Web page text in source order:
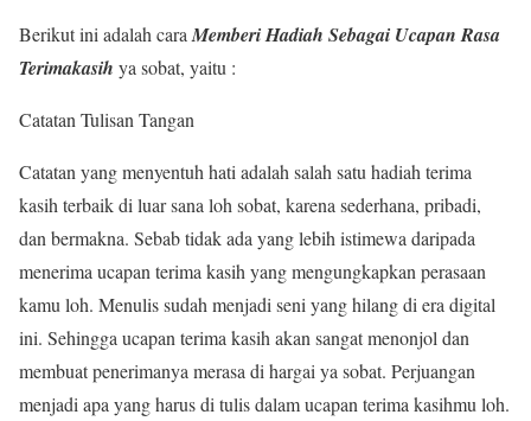
Berikut ini adalah cara Memberi Hadiah Sebagai Ucapan Rasa
Terimakasih ya sobat, yaitu :
Catatan Tulisan Tangan
Catatan yang menyentuh hati adalah salah satu hadiah terima
kasih terbaik di luar sana loh sobat, karena sederhana, pribadi,
dan bermakna. Sebab tidak ada yang lebih istimewa daripada
menerima ucapan terima kasih yang mengungkapkan perasaan
kamu loh. Menulis sudah menjadi seni yang hilang di era digital
ini. Sehingga ucapan terima kasih akan sangat menonjol dan
membuat penerimanya merasa di hargai ya sobat. Perjuangan
menjadi apa yang harus di tulis dalam ucapan terima kasihmu loh.